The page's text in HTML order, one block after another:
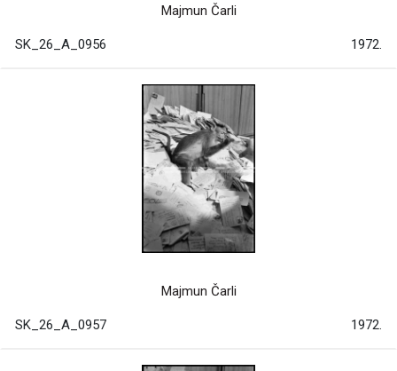
Majmun Čarli
SK_26_A_0956 1972.
Majmun Čarli
SK_26_A_0957 1972.